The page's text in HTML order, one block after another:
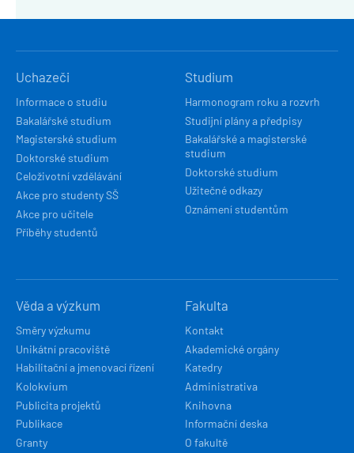
NAVIGACE
Uchazeči
Informace o studiu
Bakalářské studium
Magisterské studium
Doktorské studium
Celoživotní vzdělávání
Akce pro studenty SŠ
Akce pro učitele
Příběhy studentů
Studium
Harmonogram roku a rozvrh
Studijní plány a předpisy
Bakalářské a magisterské
studium
Doktorské studium
Užitečné odkazy
Oznámení studentům
Věda a výzkum
Směry výzkumu
Unikátní pracoviště
Habilitační a jmenovací řízení
Kolokvium
Publicita projektů
Publikace
Granty
Fakulta
Kontakt
Akademické orgány
Katedry
Administrativa
Knihovna
Informační deska
O fakultě